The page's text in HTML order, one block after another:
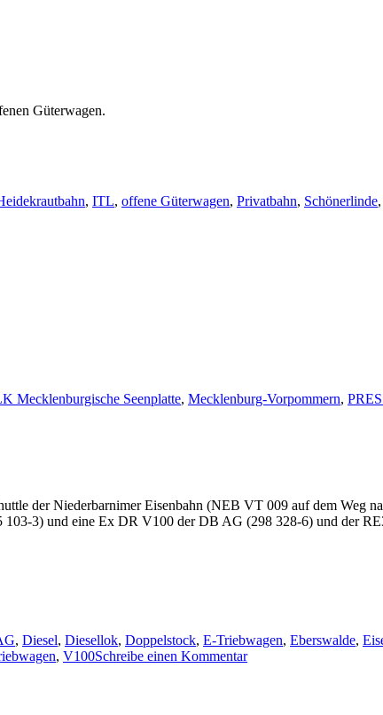
Güterwagen.
, ITL, offene Güterwagen, Privatbahn, Schönerlinde,
Mecklenburgische Seenplatte, Mecklenburg-Vorpommern,
der Niederbarnimer Eisenbahn (NEB VT 009 auf dem Weg
3) und eine Ex DR V100 der DB AG (298 328-6) und der
, Diesel, Diesellok, Doppelstock, E-Triebwagen, Eberswalde,
, V100Schreibe einen Kommentarzu